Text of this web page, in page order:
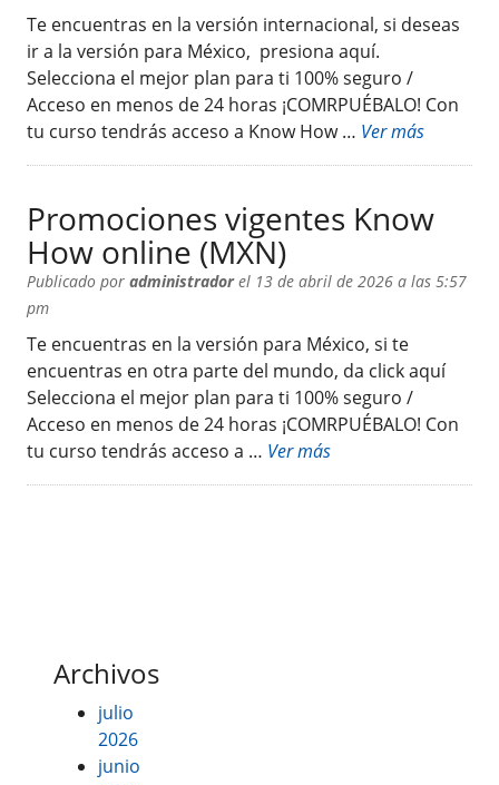
Te encuentras en la versión internacional, si deseas
ir a la versión para México, presiona aquí.
Selecciona el mejor plan para ti 100% seguro /
Acceso en menos de 24 horas ¡COMRPUÉBALO! Con
tu curso tendrás acceso a Know How … Ver más
Promociones vigentes Know
How online (MXN)
Publicado por administradorel 13 de abril de 2026 a las 5:57
pm
Te encuentras en la versión para México, si te
encuentras en otra parte del mundo, da click aquí
Selecciona el mejor plan para ti 100% seguro /
Acceso en menos de 24 horas ¡COMRPUÉBALO! Con
tu curso tendrás acceso a … Ver más
Archivos
julio
2026
junio